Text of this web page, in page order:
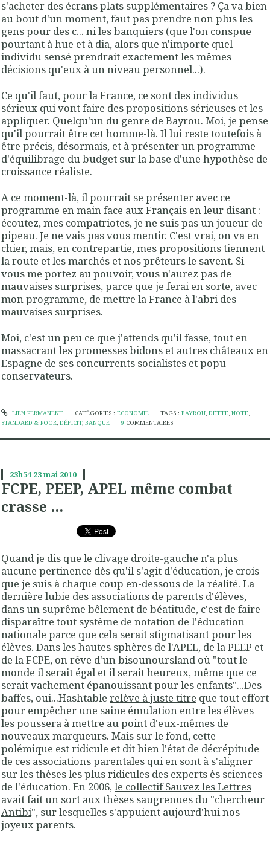
s'acheter des écrans plats supplémentaires ? Ça va bien
au bout d'un moment, faut pas prendre non plus les
gens pour des c... ni les banquiers (que l'on conspue
pourtant à hue et à dia, alors que n'importe quel
individu sensé prendrait exactement les mêmes
décisions qu'eux à un niveau personnel...).
Ce qu'il faut, pour la France, ce sont des individus
sérieux qui vont faire des propositions sérieuses et les
appliquer. Quelqu'un du genre de Bayrou. Moi, je pense
qu'il pourrait être cet homme-là. Il lui reste toutefois à
être précis, désormais, et à présenter un programme
d'équilibrage du budget sur la base d'une hypothèse de
croissance réaliste.
A ce moment-là, il pourrait se présenter avec ce
programme en main face aux Français en leur disant :
écoutez, mes compatriotes, je ne suis pas un joueur de
pipeau. Je ne vais pas vous mentir. C'est vrai, on va en
chier, mais, en contrepartie, mes propositions tiennent
la route et les marchés et nos prêteurs le savent. Si
vous me portez au pouvoir, vous n'aurez pas de
mauvaises surprises, parce que je ferai en sorte, avec
mon programme, de mettre la France à l'abri des
mauvaises surprises.
Moi, c'est un peu ce que j'attends qu'il fasse, tout en
massacrant les promesses bidons et autres châteaux en
Espagne de ses concurrents socialistes et popu-
conservateurs.
LIEN PERMANENT CATÉGORIES : ECONOMIE TAGS :BAYROU,DETTE,NOTE,
STANDARD & POOR, DÉFICIT, BANQUE 9 COMMENTAIRES
23h54 23mai 2010
FCPE, PEEP, APEL même combat
crasse ...
Quand je dis que le clivage droite-gauche n'a plus
aucune pertinence dès qu'il s'agit d'éducation, je crois
que je suis à chaque coup en-dessous de la réalité. La
dernière lubie des associations de parents d'élèves,
dans un suprême bêlement de béatitude, c'est de faire
disparaître tout système de notation de l'éducation
nationale parce que cela serait stigmatisant pour les
élèves. Dans les hautes sphères de l'APEL, de la PEEP et
de la FCPE, on rêve d'un bisounoursland où "tout le
monde il serait égal et il serait heureux, même que ce
serait vachement épanouissant pour les enfants"...Des
baffes, oui...Hashtable relève à juste titre que tout effort
pour empêcher une saine émulation entre les élèves
les poussera à mettre au point d'eux-mêmes de
nouveaux marqueurs. Mais sur le fond, cette
polémique est ridicule et dit bien l'état de décrépitude
de ces associations parentales qui en sont à s'aligner
sur les thèses les plus ridicules des experts ès sciences
de l'éducation. En 2006,le collectif Sauvez les Lettres
avait fait un sort aux thèses saugrenues du "chercheur
Antibi", sur lesquelles s'appuient aujourd'hui nos
joyeux parents.